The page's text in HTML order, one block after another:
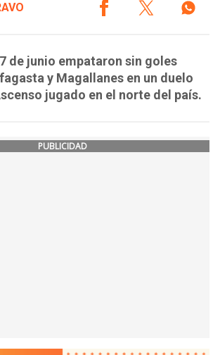
de junio empataron sin goles
y Magallanes en un duelo
jugado en el norte del país.
PUBLICIDAD